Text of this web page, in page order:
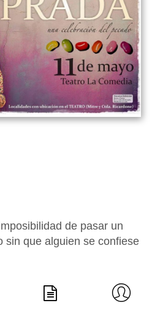
de pasar un
sin que alguien se confiese